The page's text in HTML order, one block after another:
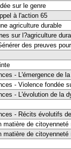
sur le genre
à l'action 65
agriculture durable
sur l?agriculture
des preuves
- L'émergence de
- Violence fondée
- L'évolution de la
- Récits évolutifs
de citoyenneté
matière de citoyenneté